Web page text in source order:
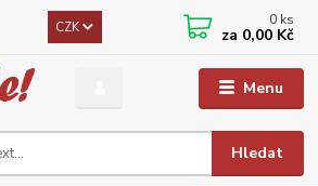
Menu
CZK
Hledat
0 ks
za 0,00 Kč